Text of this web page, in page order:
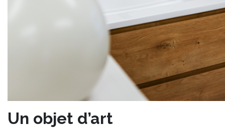
Un objet d’art